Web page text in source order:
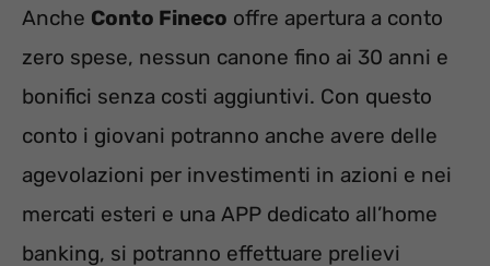
Anche Conto Fineco offre apertura a conto
zero spese, nessun canone fino ai 30 anni e
bonifici senza costi aggiuntivi. Con questo
conto i giovani potranno anche avere delle
agevolazioni per investimenti in azioni e nei
mercati esteri e una APP dedicato all’home
banking, si potranno effettuare prelievi